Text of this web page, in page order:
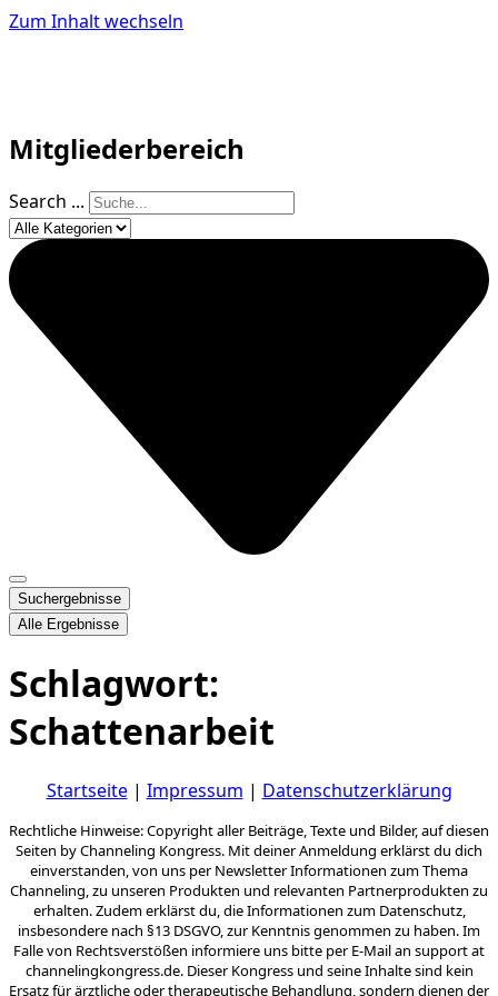
Zum Inhalt wechseln
Mitgliederbereich
Search ...
Suchergebnisse
Alle Ergebnisse
Schlagwort:
Schattenarbeit
Startseite| Impressum | Datenschutzerklärung
Rechtliche Hinweise: Copyright aller Beiträge, Texte und Bilder, auf diesen
Seiten by Channeling Kongress. Mit deiner Anmeldung erklärst du dich
einverstanden, von uns per Newsletter Informationen zum Thema
Channeling, zu unseren Produkten und relevanten Partnerprodukten zu
erhalten. Zudem erklärst du, die Informationen zum Datenschutz,
insbesondere nach §13 DSGVO, zur Kenntnis genommen zu haben. Im
Falle von Rechtsverstößen informiere uns bitte per E-Mail an support at
channelingkongress.de. Dieser Kongress und seine Inhalte sind kein
Ersatz für ärztliche oder therapeutische Behandlung, sondern dienen der